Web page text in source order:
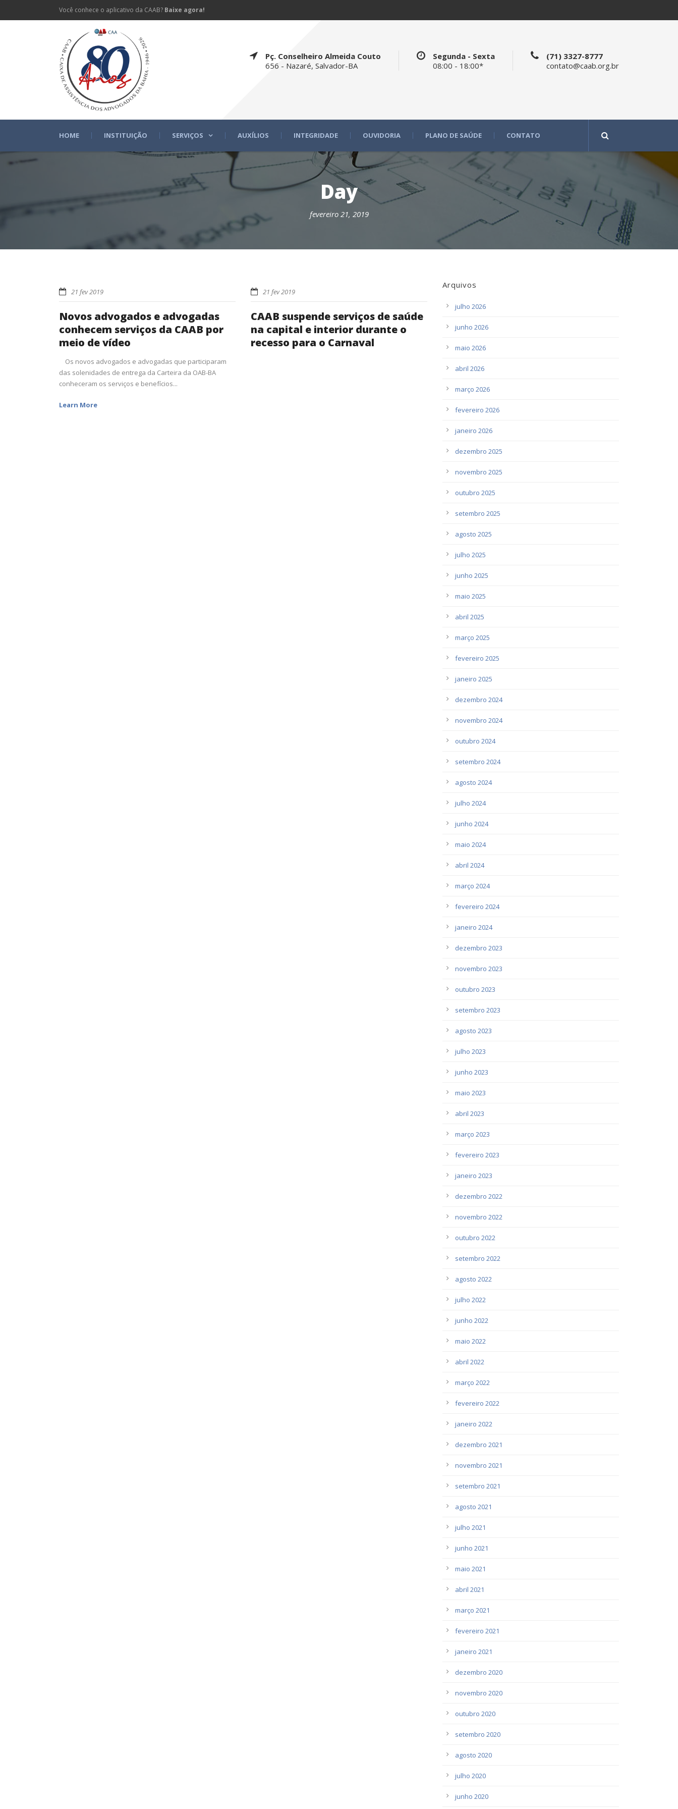
Você conhece o aplicativo da CAAB? Baixe agora!
Pç. Conselheiro Almeida Couto
656 - Nazaré, Salvador-BA
Segunda - Sexta
08:00 - 18:00*
(71) 3327-8777
contato@caab.org.br
HOME INSTITUIÇÃO SERVIÇOS AUXÍLIOS INTEGRIDADE OUVIDORIA PLANO DE SAÚDE CONTATO
Day
fevereiro 21, 2019
21 fev 2019
Novos advogados e advogadas
conhecem serviços da CAAB por
meio de vídeo
Os novos advogados e advogadas que participaram
das solenidades de entrega da Carteira da OAB-BA
conheceram os serviços e benefícios...
Learn More
21 fev 2019
CAAB suspende serviços de saúde
na capital e interior durante o
recesso para o Carnaval
Arquivos
julho 2026
junho 2026
maio 2026
abril 2026
março 2026
fevereiro 2026
janeiro 2026
dezembro 2025
novembro 2025
outubro 2025
setembro 2025
agosto 2025
julho 2025
junho 2025
maio 2025
abril 2025
março 2025
fevereiro 2025
janeiro 2025
dezembro 2024
novembro 2024
outubro 2024
setembro 2024
agosto 2024
julho 2024
junho 2024
maio 2024
abril 2024
março 2024
fevereiro 2024
janeiro 2024
dezembro 2023
novembro 2023
outubro 2023
setembro 2023
agosto 2023
julho 2023
junho 2023
maio 2023
abril 2023
março 2023
fevereiro 2023
janeiro 2023
dezembro 2022
novembro 2022
outubro 2022
setembro 2022
agosto 2022
julho 2022
junho 2022
maio 2022
abril 2022
março 2022
fevereiro 2022
janeiro 2022
dezembro 2021
novembro 2021
setembro 2021
agosto 2021
julho 2021
junho 2021
maio 2021
abril 2021
março 2021
fevereiro 2021
janeiro 2021
dezembro 2020
novembro 2020
outubro 2020
setembro 2020
agosto 2020
julho 2020
junho 2020